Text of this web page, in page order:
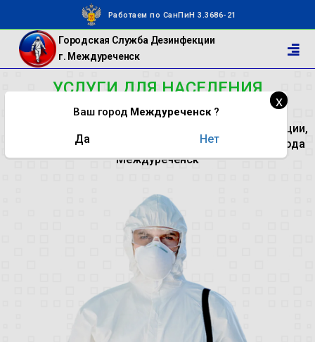
Работаем по СанПиН 3.3686-21
Городская Служба Дезинфекции
г. Междуреченск
УСЛУГИ ДЛЯ НАСЕЛЕНИЯ
Профессиональные услуги дезинсекции, дератизации,
дезинфекции и дезодорации для частных лиц города
Междуреченск
Ваш город Междуреченск?
Да Нет
х